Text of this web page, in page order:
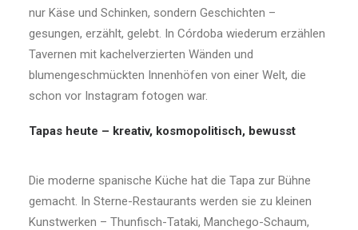
nur Käse und Schinken, sondern Geschichten –
gesungen, erzählt, gelebt. In Córdoba wiederum erzählen
Tavernen mit kachelverzierten Wänden und
blumengeschmückten Innenhöfen von einer Welt, die
schon vor Instagram fotogen war.
Tapas heute – kreativ, kosmopolitisch, bewusst
Die moderne spanische Küche hat die Tapa zur Bühne
gemacht. In Sterne-Restaurants werden sie zu kleinen
Kunstwerken – Thunfisch-Tataki, Manchego-Schaum,